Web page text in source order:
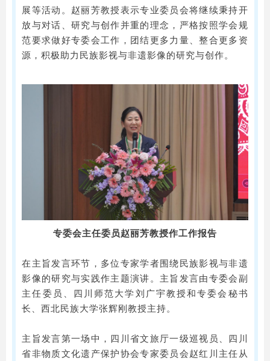
展等活动。赵丽芳教授表示专业委员会将继续秉持开
放与对话、研究与创作并重的理念，严格按照学会规
范要求做好专委会工作，团结更多力量、整合更多资
源，积极助力民族影视与非遗影像的研究与创作。
专委会主任委员赵丽芳教授作工作报告
在主旨发言环节，多位专家学者围绕民族影视与非遗
影像的研究与实践作主题演讲。主旨发言由专委会副
主任委员、四川师范大学刘广宇教授和专委会秘书
长、西北民族大学张辉刚教授主持。
主旨发言第一场中，四川省文旅厅一级巡视员、四川
省非物质文化遗产保护协会专家委员会赵红川主任从